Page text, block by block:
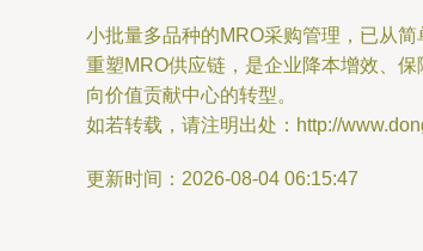
小批量多品种的MRO采购管理，已从
重塑MRO供应链，是企业降本增效、
向价值贡献中心的转型。
如若转载，请注明出处：http://
更新时间：2026-08-04 06:15:47